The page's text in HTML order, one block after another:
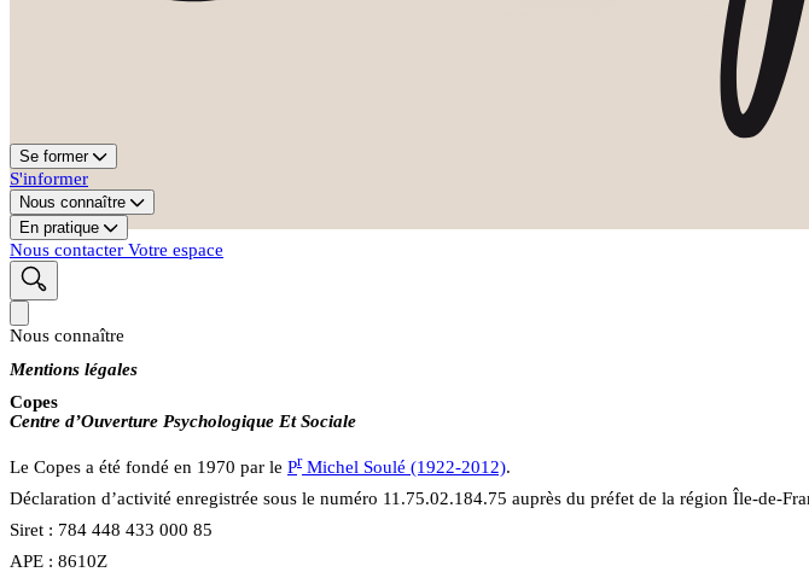
Se former
S'informer
Nous connaître
En pratique
Nous contacter Votre espace
Nous connaître
Mentions légales
Copes
Centre d’Ouverture Psychologique Et Sociale
Le Copes a été fondé en 1970 par le PrMichel Soulé (1922-2012).
Déclaration d’activité enregistrée sous le numéro 11.75.02.184.75 auprès du préfet de la région Île-de-
Siret : 784 448 433 000 85
APE : 8610Z